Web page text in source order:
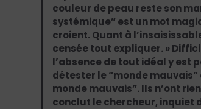
couleur de peau reste son
systémique” est un mot
croient. Quant à
censée tout expliquer. »
l’absence de tout idéal y est
détester le “monde
monde mauvais”. Ils n’ont
conclut le chercheur, inquiet